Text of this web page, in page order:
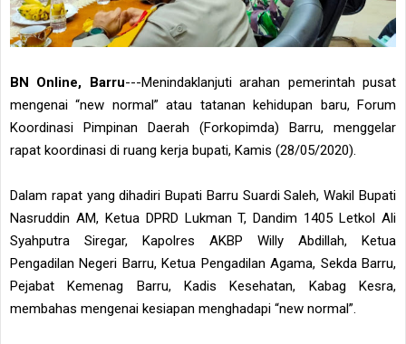
BN Online, Barru---Menindaklanjuti arahan pemerintah pusat
mengenai “new normal” atau tatanan kehidupan baru, Forum
Koordinasi Pimpinan Daerah (Forkopimda) Barru, menggelar
rapat koordinasi di ruang kerja bupati, Kamis (28/05/2020).
Dalam rapat yang dihadiri Bupati Barru Suardi Saleh, Wakil Bupati
Nasruddin AM, Ketua DPRD Lukman T, Dandim 1405 Letkol Ali
Syahputra Siregar, Kapolres AKBP Willy Abdillah, Ketua
Pengadilan Negeri Barru, Ketua Pengadilan Agama, Sekda Barru,
Pejabat Kemenag Barru, Kadis Kesehatan, Kabag Kesra,
membahas mengenai kesiapan menghadapi “new normal”.